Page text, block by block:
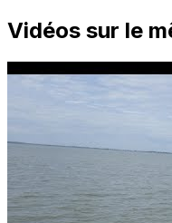
Vidéos sur le